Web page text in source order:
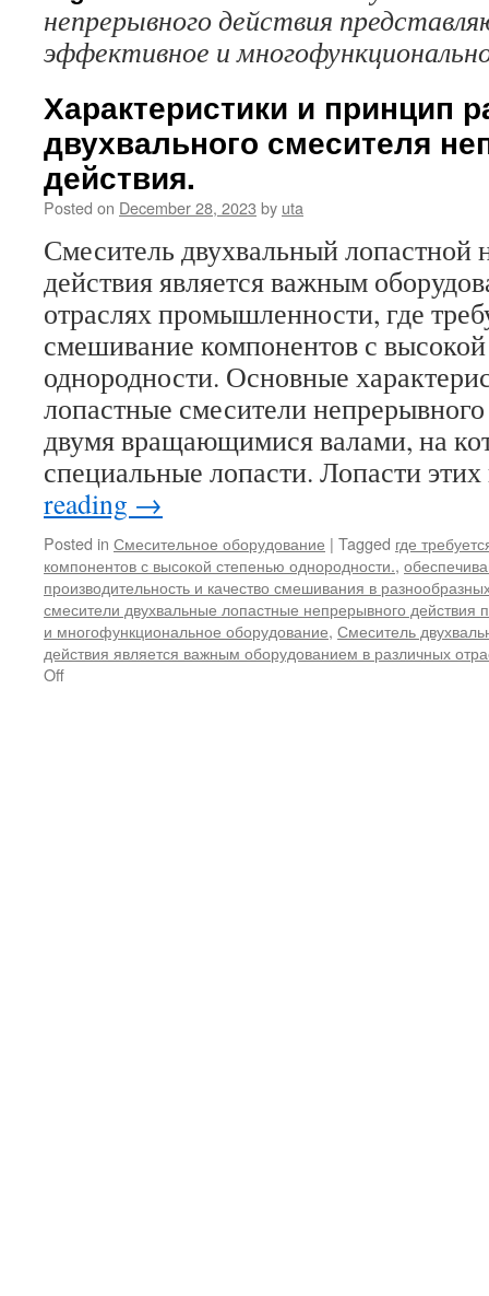
непрерывного действия
эффективное и
Характеристики и принцип
двухвального смесителя
действия.
Posted on December 28, 2023 by uta
Смеситель двухвальный лопастной
действия является важным
отраслях промышленности, где
смешивание компонентов с
однородности. Основные
лопастные смесители
двумя вращающимися валами, на
специальные лопасти. Лопасти
reading →
Posted in Смесительное оборудование | Tagged где
компонентов с высокой степенью однородности.,
производительность и качество смешивания в
смесители двухвальные лопастные непрерывного
и многофункциональное оборудование, Смеситель
действия является важным оборудованием в различных
Offon